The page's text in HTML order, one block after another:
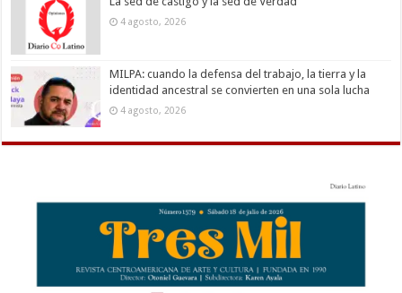
4 agosto, 2026
MILPA: cuando la defensa del trabajo, la tierra y la
identidad ancestral se convierten en una sola lucha
4 agosto, 2026